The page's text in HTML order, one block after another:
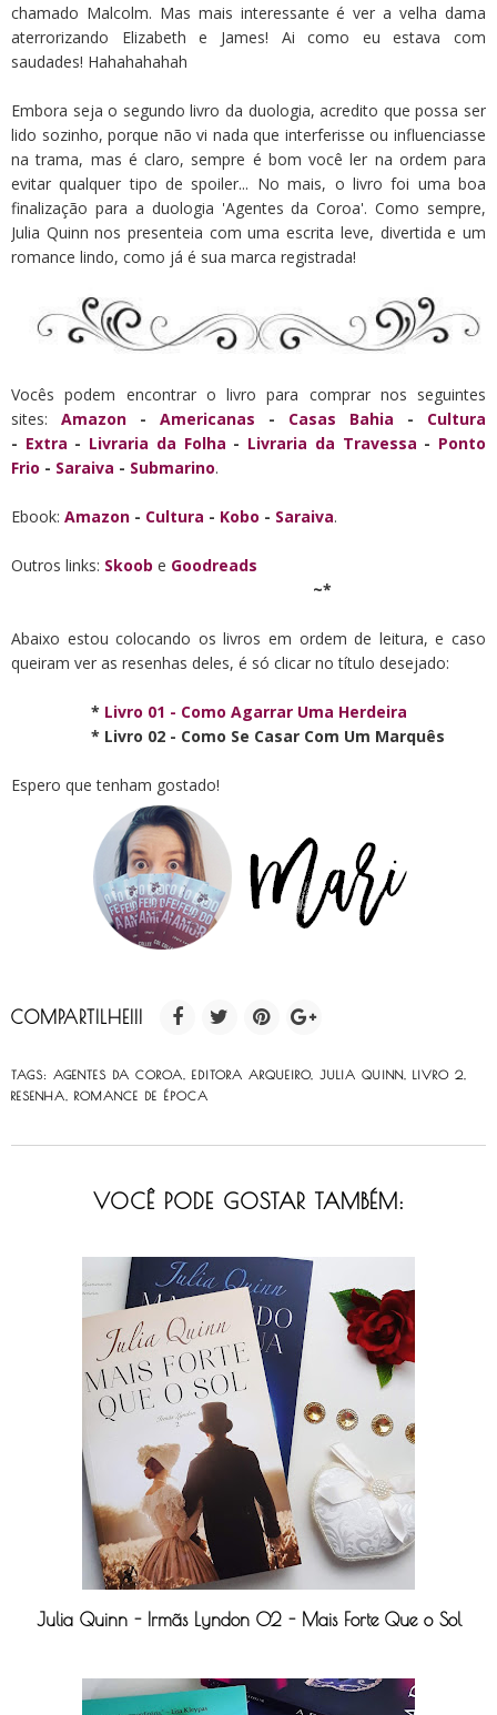
chamado Malcolm. Mas mais interessante é ver a velha dama
aterrorizando Elizabeth e James! Ai como eu estava com
saudades! Hahahahahah
Embora seja o segundo livro da duologia, acredito que possa ser
lido sozinho, porque não vi nada que interferisse ou influenciasse
na trama, mas é claro, sempre é bom você ler na ordem para
evitar qualquer tipo de spoiler... No mais, o livro foi uma boa
finalização para a duologia 'Agentes da Coroa'. Como sempre,
Julia Quinn nos presenteia com uma escrita leve, divertida e um
romance lindo, como já é sua marca registrada!
Vocês podem encontrar o livro para comprar nos seguintes
sites: Amazon - Americanas - Casas Bahia -
Cultura
- Extra - Livraria da Folha - Livraria da Travessa - Ponto
Frio - Saraiva - Submarino.
Ebook: Amazon - Cultura - Kobo - Saraiva.
Outros links: Skoob e Goodreads
~*
Abaixo estou colocando os livros em ordem de leitura, e caso
queiram ver as resenhas deles, é só clicar no título desejado:
* Livro 01 - Como Agarrar Uma Herdeira
* Livro 02 - Como Se Casar Com Um Marquês
Espero que tenham gostado!
COMPARTILHE!!!
TAGS: AGENTES DA COROA EDITORA ARQUEIRO JULIA QUINN LIVRO 2
RESENHA
ROMANCE DE ÉPOCA
VOCÊ PODE GOSTAR TAMBÉM:
Julia Quinn - Irmãs Lyndon 02 - Mais Forte Que o Sol